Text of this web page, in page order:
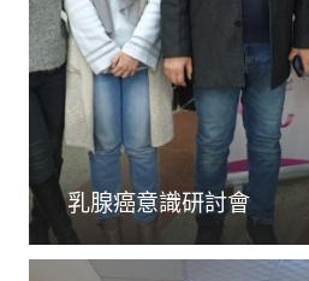
乳腺癌意識研討會